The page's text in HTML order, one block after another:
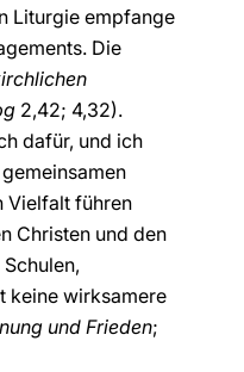
Liturgie empfange
Die
2,42; 4,32).
dafür, und ich
Vielfalt führen
Christen und den
keine wirksamere
und Frieden;